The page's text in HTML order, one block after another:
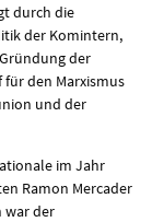
durch die
der Komintern,
der
den Marxismus
und der
im Jahr
Ramon Mercader
war der